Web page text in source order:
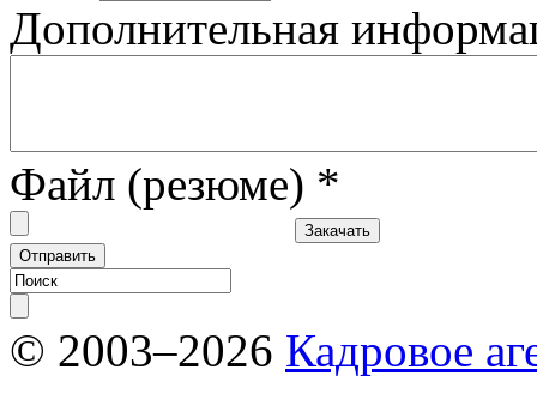
Дополнительная
Файл (резюме) *
© 2003–2026 Кадровое